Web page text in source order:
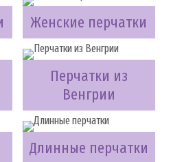
Женские перчатки
Перчатки из
Венгрии
Длинные перчатки